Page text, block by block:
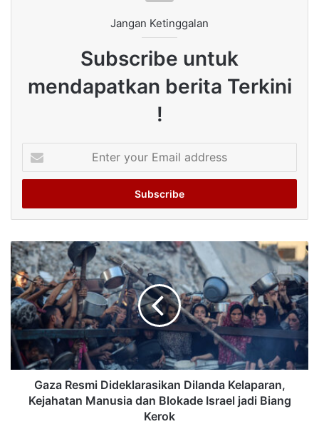
Jangan Ketinggalan
Subscribe untuk
mendapatkan berita Terkini
!
your
Email
Gaza Resmi Dideklarasikan Dilanda Kelaparan,
Kejahatan Manusia dan Blokade Israel jadi Biang
Kerok